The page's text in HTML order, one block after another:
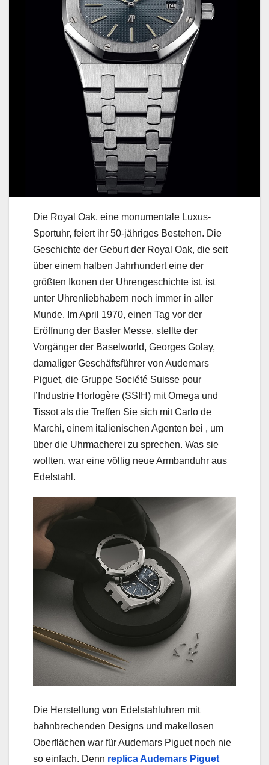
Die Royal Oak, eine monumentale Luxus-
Sportuhr, feiert ihr 50-jähriges Bestehen. Die
Geschichte der Geburt der Royal Oak, die seit
über einem halben Jahrhundert eine der
größten Ikonen der Uhrengeschichte ist, ist
unter Uhrenliebhabern noch immer in aller
Munde. Im April 1970, einen Tag vor der
Eröffnung der Basler Messe, stellte der
Vorgänger der Baselworld, Georges Golay,
damaliger Geschäftsführer von Audemars
Piguet, die Gruppe Société Suisse pour
l’Industrie Horlogère (SSIH) mit Omega und
Tissot als die Treffen Sie sich mit Carlo de
Marchi, einem italienischen Agenten bei , um
über die Uhrmacherei zu sprechen. Was sie
wollten, war eine völlig neue Armbanduhr aus
Edelstahl.
Die Herstellung von Edelstahluhren mit
bahnbrechenden Designs und makellosen
Oberflächen war für Audemars Piguet noch nie
so einfach. Denn replica Audemars Piguet